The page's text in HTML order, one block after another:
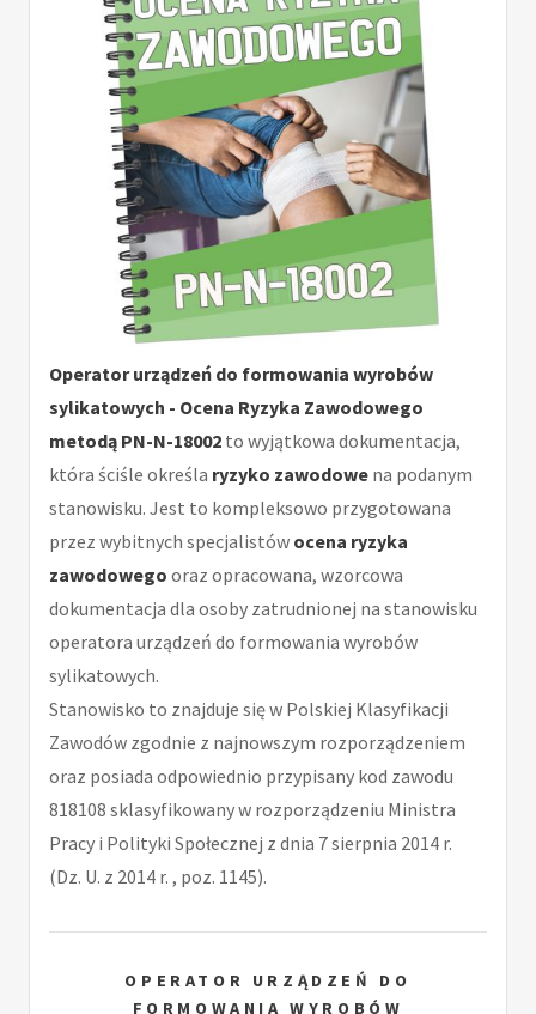
Operator urządzeń do formowania wyrobów
sylikatowych - Ocena Ryzyka Zawodowego
metodą PN-N-18002 to wyjątkowa dokumentacja,
która ściśle określa ryzyko zawodowe na podanym
stanowisku. Jest to kompleksowo przygotowana
przez wybitnych specjalistów ocena ryzyka
zawodowego oraz opracowana, wzorcowa
dokumentacja dla osoby zatrudnionej na stanowisku
operatora urządzeń do formowania wyrobów
sylikatowych.
Stanowisko to znajduje się w Polskiej Klasyfikacji
Zawodów zgodnie z najnowszym rozporządzeniem
oraz posiada odpowiednio przypisany kod zawodu
818108 sklasyfikowany w rozporządzeniu Ministra
Pracy i Polityki Społecznej z dnia 7 sierpnia 2014 r.
(Dz. U. z 2014 r. , poz. 1145).
OPERATOR URZĄDZEŃ DO
FORMOWANIA WYROBÓW